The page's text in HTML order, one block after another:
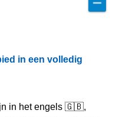
in een volledig
in het engels 🇬🇧,